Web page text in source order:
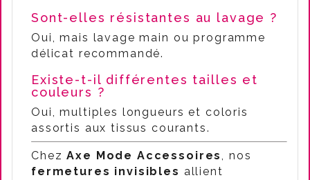
Sont-elles résistantes au lavage ?
Oui, mais lavage main ou programme
délicat recommandé.
Existe-t-il différentes tailles et
couleurs ?
Oui, multiples longueurs et coloris
assortis aux tissus courants.
ChezAxe Mode Accessoires, nos
fermetures invisibles allient